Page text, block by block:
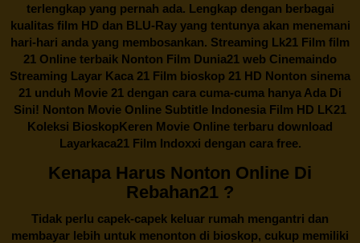
terlengkap yang pernah ada. Lengkap dengan berbagai
kualitas film HD dan BLU-Ray yang tentunya akan menemani
hari-hari anda yang membosankan. Streaming Lk21 Film film
21 Online terbaik Nonton Film Dunia21 web Cinemaindo
Streaming Layar Kaca 21 Film bioskop 21 HD Nonton sinema
21 unduh Movie 21 dengan cara cuma-cuma hanya Ada Di
Sini! Nonton Movie Online Subtitle Indonesia Film HD LK21
Koleksi BioskopKeren Movie Online terbaru download
Layarkaca21 Film Indoxxi dengan cara free.
Kenapa Harus Nonton Online Di
Rebahan21 ?
Tidak perlu capek-capek keluar rumah mengantri dan
membayar lebih untuk menonton di bioskop, cukup memiliki